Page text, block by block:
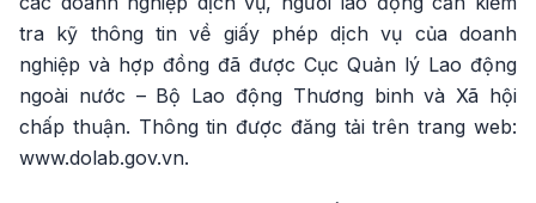
tra kỹ thông tin về giấy phép dịch vụ của doanh
nghiệp và hợp đồng đã được Cục Quản lý Lao động
ngoài nước – Bộ Lao động Thương binh và Xã hội
chấp thuận. Thông tin được đăng tải trên trang web:
www.dolab.gov.vn.